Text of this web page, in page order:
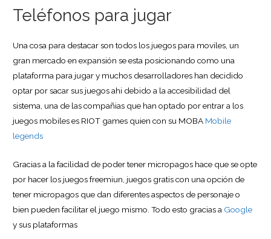
Teléfonos para jugar
Una cosa para destacar son todos los juegos para moviles, un
gran mercado en expansión se esta posicionando como una
plataforma para jugar y muchos desarrolladores han decidido
optar por sacar sus juegos ahi debido a la accesibilidad del
sistema, una de las compañias que han optado por entrar a los
juegos mobiles es RIOT games quien con su MOBA Mobile
legends
Gracias a la facilidad de poder tener micropagos hace que se opte
por hacer los juegos freemiun, juegos gratis con una opción de
tener micropagos que dan diferentes aspectos de personaje o
bien pueden facilitar el juego mismo. Todo esto gracias a Google
y sus plataformas